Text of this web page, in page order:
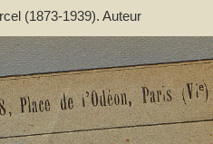
(1873-1939). Auteur